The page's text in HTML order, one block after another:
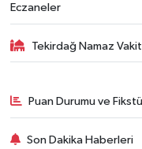
Eczaneler
Tekirdağ Namaz
Puan Durumu ve
Son Dakika Haberleri